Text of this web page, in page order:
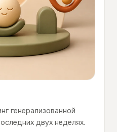
генерализованной
двух неделях.